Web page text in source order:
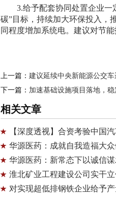
3.给予配套协同处置企业
碳”目标，持续加大环保投入，
同程度增加系统电。建议对节
上一篇： 建议延续中央新能源公交
下一篇： 加速基础设施项目落地，
相关文章
【深度透视】合资考验中国
华源医药：成就自我造福大
华源医药：新常态下以诚信
淮北矿业工程建设公司实干
对实现超低排钢铁企业给予